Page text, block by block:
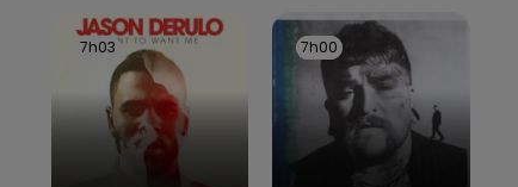
7h03
7h03 7h00
7h00